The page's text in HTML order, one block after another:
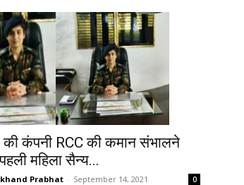
की कंपनी RCC की कमान संभालने
महिला सैन्य...
Prabhat - September 14, 2021 0